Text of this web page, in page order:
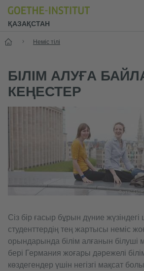
ҚАЗАҚСТАН
Бастапқы Неміс тілі
БІЛІМ АЛУҒА
КЕҢЕСТЕР
Фото:
Сіз бір ғасыр бұрын дүние
студенттердің тең жартысы неміс
орындарында білім алғанын білуші
бері Германия жоғары дәрежелі
көздегендер үшін негізгі мақсат